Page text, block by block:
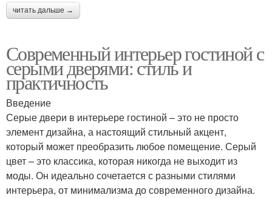
читать дальше →
Современный интерьер гостиной с
серыми дверями: стиль и
практичность
Введение
Серые двери в интерьере гостиной – это не просто
элемент дизайна, а настоящий стильный акцент,
который может преобразить любое помещение. Серый
цвет – это классика, которая никогда не выходит из
моды. Он идеально сочетается с разными стилями
интерьера, от минимализма до современного дизайна.